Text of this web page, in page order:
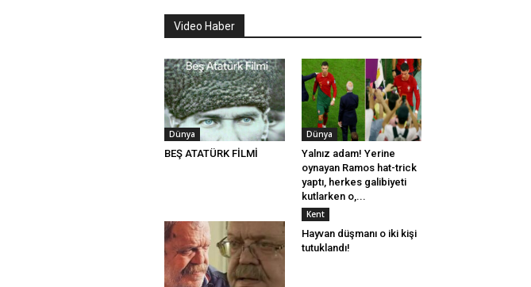
Video Haber
Dünya
BEŞ ATATÜRK FİLMİ
Dünya
Yalnız adam! Yerine
oynayan Ramos hat-trick
yaptı, herkes galibiyeti
kutlarken o,...
Kent
Hayvan düşmanı o iki kişi
tutuklandı!